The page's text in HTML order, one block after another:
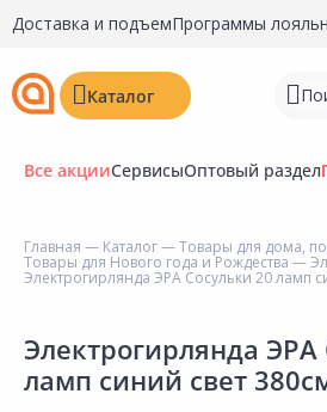
Доставка и подъемПрограммы
Каталог
Войти
Перейти к
Все акцииСервисыОптовый раздел
Главная — Каталог—Товары для дома,
Товары для Нового года и Рождества —
Электрогирлянда ЭРА Сосульки 20 ламп
Электрогирлянда ЭРА
ламп синий свет